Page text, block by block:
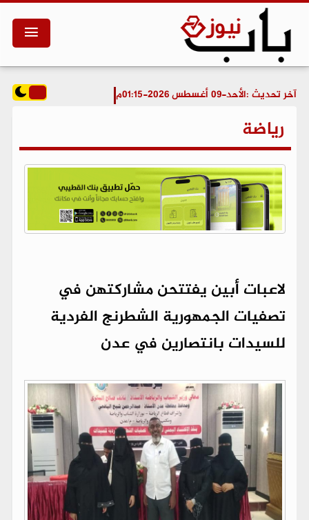
آخر تحديث :الأحد-09 أغسطس 2026-01:15م
رياضة
لاعبات أبين يفتتحن مشاركتهن في
تصفيات الجمهورية الشطرنج الفردية
للسيدات بانتصارين في عدن